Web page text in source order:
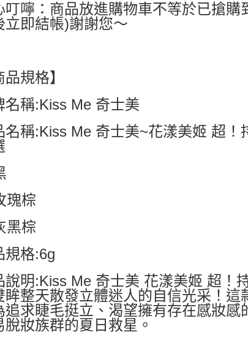
叮嚀：商品放進購物車不等於已搶
立即結帳)謝謝您～
規格】
名稱:Kiss Me 奇士美
名稱:Kiss Me 奇士美~花漾美姬 超
瑰棕
黑棕
規格:6g
說明:Kiss Me 奇士美 花漾美姬 超！
眸整天散發立體迷人的自信光采！這
追求睫毛挺立、渴望擁有存在感妝感
脫妝族群的夏日救星。